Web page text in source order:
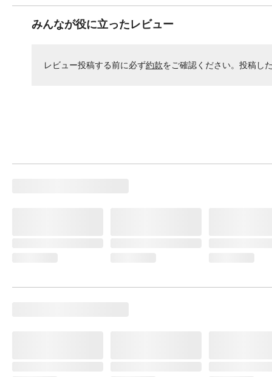
みんなが役に立ったレビュー
レビュー投稿する前に必ず約款をご確認ください。投稿し